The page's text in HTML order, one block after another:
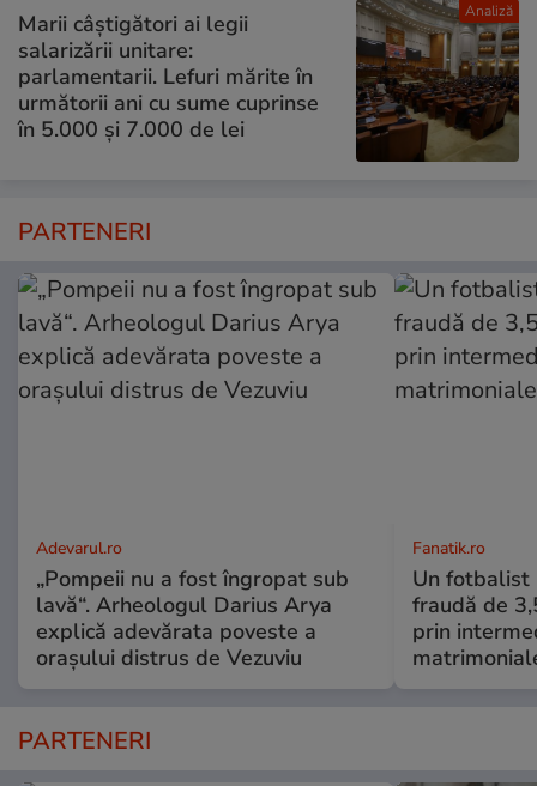
Analiză
Marii câștigători ai legii
salarizării unitare:
parlamentarii. Lefuri mărite în
următorii ani cu sume cuprinse
în 5.000 și 7.000 de lei
PARTENERI
Adevarul.ro
„Pompeii nu a fost îngropat sub
lavă“. Arheologul Darius Arya
explică adevărata poveste a
orașului distrus de Vezuviu
Fanatik.ro
Un fotbalist
fraudă de
prin
PARTENERI